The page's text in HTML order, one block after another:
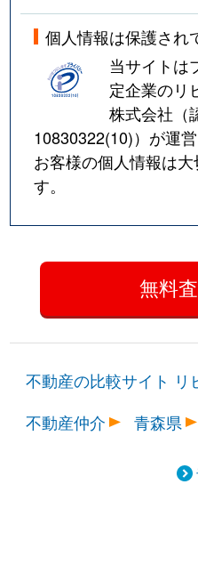
個人情報は保護され
当サイトは
定企業のリ
株式会社（
10830322(10)）が運
お客様の個人情報は
す。
不動産の比較サイト リ
不動産仲介
青森県